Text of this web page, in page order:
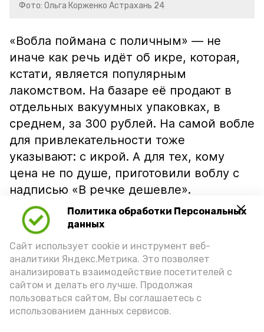
Политика обработки Персональных
данных
Сайт использует cookie и инструмент веб-
аналитики Яндекс.Метрика. Это позволяет
анализировать взаимодействие посетителей с
сайтом и делать его лучше. Продолжая
пользоваться сайтом, Вы соглашаетесь с
использованием данных сервисов.
Фото: Ольга Корженко Астрахань 24
«Вобла поймана с поличным» — не
иначе как речь идёт об икре, которая,
кстати, является популярным
лакомством. На базаре её продают в
отдельных вакуумных упаковках, в
среднем, за 300 рублей. На самой вобле
для привлекательности тоже
указывают: с икрой. А для тех, кому
цена не по душе, приготовили воблу с
надписью «В речке дешевле».